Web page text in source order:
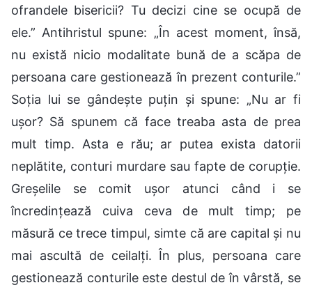
ofrandele bisericii? Tu decizi cine se ocupă de
ele.” Antihristul spune: „În acest moment, însă,
nu există nicio modalitate bună de a scăpa de
persoana care gestionează în prezent conturile.”
Soția lui se gândește puțin și spune: „Nu ar fi
ușor? Să spunem că face treaba asta de prea
mult timp. Asta e rău; ar putea exista datorii
neplătite, conturi murdare sau fapte de corupție.
Greșelile se comit ușor atunci când i se
încredințează cuiva ceva de mult timp; pe
măsură ce trece timpul, simte că are capital și nu
mai ascultă de ceilalți. În plus, persoana care
gestionează conturile este destul de în vârstă, se